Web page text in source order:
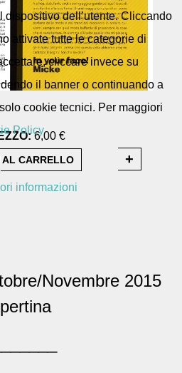
6,00 €
Novembre 2015
dell’utente. Cliccando
attivate tutte le categorie di
cliccare invece su
il banner o continuando a
cookie tecnici. Per maggiori
Policy
informazioni